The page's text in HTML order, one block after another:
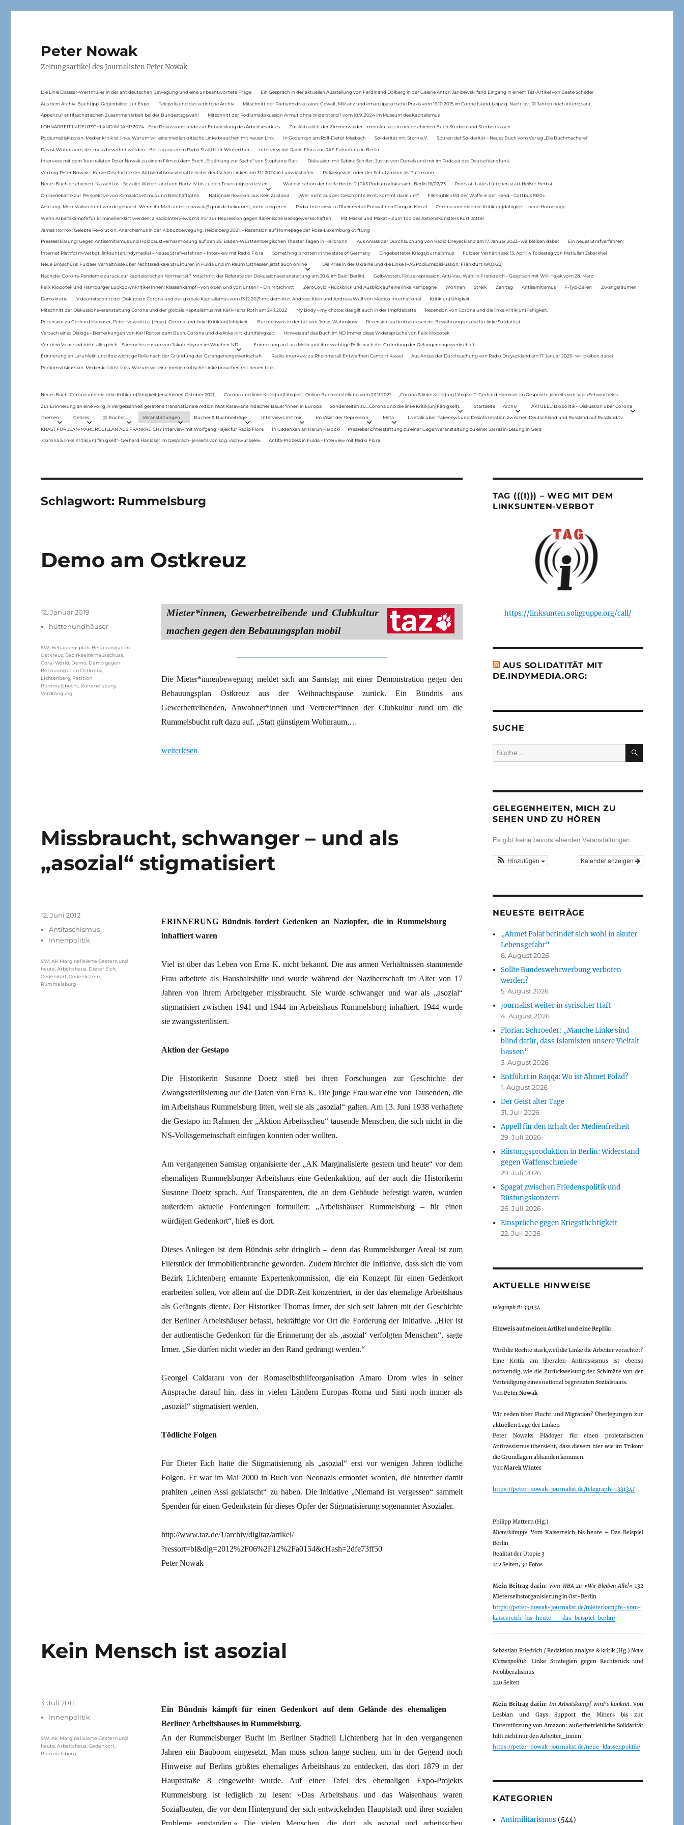
Peter Nowak
Zeitungsartikel des Journalisten Peter Nowak
Die Linie Elsässer-Wertmüller in der antideutschen Bewegung und eine unbeantwortete Frage Ein Gespräch in der aktuellen Ausstellung von Ferdinand Dölberg in der Galerie Anton Janizewski fand Eingang in einem Taz-Artikel von Beate Scheder
Aus dem Archiv: Buchtipp: Gegenbilder zur Expo Telepolis und das verlorene Archiv Mitschnitt der Podiumsdiskussion: Gewalt, Militanz und emanzipatorische Praxis vom 19.10.2015 im Conne Island-Leipzig: Nach fast 10 Jahren noch interessant.
Appell zur antifaschistischen Zusammenarbeit bei der Bundestagswahl Mitschnitt der Podiumsdiskussion Armut ohne Widerstand? vom 18.9..2024 im Museum des Kapitalismus
LOHNARBEIT IN DEUTSCHLAND IM JAHR 2024 – Eine Diskussionsrunde zur Entwicklung des Arbeitsmarktes Zur Aktualität der Zimmerwalder – mein Aufsatz in neuerschienen Buch Sterben und Sterben lassen
Podiumsdiskussion: Medienkritik ist links. Warum wir eine medienkritische Linke brauchen mit neuen Link In Gedenken am Rolf-Dieter Missbach Solidarität mit Stern e.V. Spuren der Solidarität – Neues Buch vom Verlag „Die Buchmacherei“
Das ist Wohnraum, der muss bewohnt werden – Beitrag aus dem Radio Stadtfilter Winterthur Interview mit Radio Flora zur RAF-Fahndung in Berlin
Interview mit dem Journalisten Peter Nowak zu einem Film zu dem Buch „Erzählung zur Sache“ von Stephanie Bart Diskussion mit Sabine Schiffer, Justus von Daniels und mir im Podcast des Deutschlandfunk:
Vortrag Peter Nowak – Kurze Geschichte der Antisemitismusdebatte in der deutschen Linken am 31.1.2024 in Ludwigshafen Polizeigewalt oder der Schutzmann als Putzmann
Neues Buch erschienen: KlassenLos – Sozialer Widerstand von Hartz IV bis zu den Teuerungsprotesten War das schon der heiße Herbst? (PAS Podiumsdiskussion, Berlin 16/02/23 Podcast: Laues Lüftchen statt Heißer Herbst
Onlinedebatte zur Perspektive von Klimaaktivistmus und Beschäftigten Nationale Revision: aus Kein Zustand „Wer nicht aus der Geschichte lernt, kommt darin um“ Filmkritik: »Mit der Waffe in der Hand – Cottbus 1920«.
Achtung: Mein Mailaccount wurde gehackt. Wenn ihr Mails unter p.nowak@gmx.de bekommt, nicht reagieren Radio-Interview zu Rheinmetall-Entwaffnen Camp in Kassel Corona und die linke Kritik(un)dähigkeit – neue Homepage
Wenn Arbeitskämpfe für kriminell erklärt werden: 2 Radiointerviews mit mir zur Repression gegen italienische Basisgewerkschaften Mit Maske und Plakat – Zum Tod des Aktionskünstlers Kurt Jotter
James Horrox: Gelebte Revolution. Anarchismus in der Kibbuzbewegung, Heidelberg 2021. – Rezension auf Homepage der Rosa-Luxemburg-Stiftung
Presseerklärung: Gegen Antisemitismus und Holocaustverharmlosung auf den 25. Baden-Württembergischen Theater Tagen in Heilbronn Aus Anlass der Durchsuchung von Radio Dreyeckland am 17.Januar 2023– wir bleiben dabei: Ein neues Strafverfahren:
Internet Plattform-Verbot, linksunten.indymedia1 – Neues Strafverfahren – Interview mit Radio Flora Something is rotten in the state of Germany Eingebetteter Kriegsjournalismus Fuldaer Verhältnisse: 13. April: 4 Todestag von Matiul­lah Jabarkhel
Neue Broschüre: Fuldaer Verhältnisse über rechtsradikale Strukturen in Fulda und im Raum Osthessen jetzt auch online Die Krise in der Ukraine und die Linke (PAS Podiumsdiskussion, Frankfurt 19/03/22)
Nach der Corona-Pandemie zurück zur kapitalistischen Normalität? Mitschnitt der Referate der Diskussionsveranstaltung am 30.6. im Baiz (Berlin) Gelbwesten, Polizeirepression, Anti-Vax, Wahl in Frankreich – Gespräch mit Willi Hajek vom 28. März
Felix Klopotek und Hamburger LockdownkritikerInnen: Klassenkampf – von oben und von unten? – Ein Mitschnitt ZeroCovid – Rückblick und Ausblick auf eine linke Kampagne Wohnen Streik Zahltag Antisemitismus F-Typ-Zellen Zwangsräumen
Demokratie Videomitschnitt der Diskussion Corona und der globale Kapitalismus vom 13.12.2021 mit dem Arzt Andreas Klein und Andreas Wulf von Medico International Kritik(un)fähigkeit
Mitschnitt der Diskussionsveranstaltung Corona und der globale Kapitalismus mit Karl-Heinz Roth am 24.1.2022 My Body – my choice: das gilt auch in der Impfdebatte Rezension von Corona und die linke Kritik(un)Fähigkeit,
Rezension zu Gerhard Hanloser, Peter Nowak u.a. (Hrsg.): Corona und linke Kritik(un)fähigkeit Buchhinweis in der taz von Jonas Wahmkow Rezension auf kritisch lesen.de: Bewährungsprobe für linke Solidarität
Versuch eines Dialogs – Bemerkungen von Karl Reitter zum Buch: Corona und die linke Kritik(un)fähigkeit Hinweis auf das Buch im ND Immer diese Widersprüche von Felix Klopotek
Vor dem Virus sind nicht alle gleich – Sammelrezension von Jakob Hayner im Wochen-ND Erinnerung an Lara Melin und ihre wichtige Rolle nach der Gründung der Gefangenengewerkschaft
Erinnerung an Lara Melin und ihre wichtige Rolle nach der Gründung der Gefangenengewerkschaft Radio-Interview zu Rheinmetall-Entwaffnen Camp in Kassel Aus Anlass der Durchsuchung von Radio Dreyeckland am 17.Januar 2023– wir bleiben dabei:
Podiumsdiskussion: Medienkritik ist links. Warum wir eine medienkritische Linke brauchen mit neuen Link
Neues Buch: Corona und die linke Kritik(un)fähigkeit (erschienen Oktober 2021) Corona und linke Kritik(un)fähigkeit. Online-Buchvorstellung vom 23.11.2021 „Corona & linke Kritik(un) fähigkeit“- Gerhard Hanloser im Gespräch- jenseits von sog. »Schwurbelei«
Zur Erinnerung an eine völlig in Vergessenheit geratene transnationale Aktion 1999: Karawane indischer Bauer*innen in Europa Sonderseiten zu…Corona und die linke Kritik(un)Fähigkeit). Startseite Archiv AKTUELL: Biopolitik – Diskussion über Corona
Themen Genres @ Bücher… Veranstaltungen Bücher & Buchbeiträge Interviews mit mir Im Visier der Repression Meta Livetalk über Fakenews und Desinformation zwischen Deutschland und Russland auf Russland.tv
KNAST FÜR JEAN-MARC ROUILLAN AUS FRANKREICH? Interview mit Wolfgang Hajek für Radio Flora In Gedenken an Harun Farocki Presseberichterstattung zu einer Gegenveranstaltung zu einer Sarrazin-Lesung in Gera
„Corona & linke Kritik(un) fähigkeit“- Gerhard Hanloser im Gespräch- jenseits von sog. »Schwurbelei« Antifa-Prozess in Fulda – Interview mit Radio Flora
Schlagwort: Rummelsburg
Demo am Ostkreuz
Mieter*innen, Gewerbetreibende und Clubkultur
machen gegen den Bebauungsplan mobil
Die Mieter*innenbewegung meldet sich am Samstag mit einer Demonstration gegen den
Bebauungsplan Ostkreuz aus der Weihnachtspause zurück. Ein Bündnis aus
Gewerbetreibenden, Anwohner*innen und Vertreter*innen der Clubkultur rund um die
Rummelsbucht ruft dazu auf. „Statt günstigem Wohnraum,…
„Demo am Ostkreuz“
weiterlesen
Veröffentlicht
am
12. Januar 2019
Kategorien
hüttenundhäuser
Schlagwörter
SW: Bebauungsplan Bebauungsplan
Ostkreuz Bezirkselternausschuss
Coral World Demo Demo gegen
Bebauungsplan Ostkreuz
Lichtenberg Petition
Rummelsbucht Rummelsburg
Verdrängung
Missbraucht, schwanger – und als
„asozial“ stigmatisiert
ERINNERUNG Bündnis fordert Gedenken an Naziopfer, die in Rummelsburg
inhaftiert waren
Viel ist über das Leben von Erna K. nicht bekannt. Die aus armen Verhältnissen stammende
Frau arbeitete als Haushaltshilfe und wurde während der Naziherrschaft im Alter von 17
Jahren von ihrem Arbeitgeber missbraucht. Sie wurde schwanger und war als „asozial“
stigmatisiert zwischen 1941 und 1944 im Arbeitshaus Rummelsburg inhaftiert. 1944 wurde
sie zwangssterilisiert.
Aktion der Gestapo
Die Historikerin Susanne Doetz stieß bei ihren Forschungen zur Geschichte der
Zwangssterilisierung auf die Daten von Erna K. Die junge Frau war eine von Tausenden, die
im Arbeitshaus Rummelsburg litten, weil sie als „asozial“ galten. Am 13. Juni 1938 verhaftete
die Gestapo im Rahmen der „Aktion Arbeitsscheu“ tausende Menschen, die sich nicht in die
NS-Volksgemeinschaft einfügen konnten oder wollten.
Am vergangenen Samstag organisierte der „AK Marginalisierte gestern und heute“ vor dem
ehemaligen Rummelsburger Arbeitshaus eine Gedenkaktion, auf der auch die Historikerin
Susanne Doetz sprach. Auf Transparenten, die an dem Gebäude befestigt waren, wurden
außerdem aktuelle Forderungen formuliert: „Arbeitshäuser Rummelsburg – für einen
würdigen Gedenkort“, hieß es dort.
Dieses Anliegen ist dem Bündnis sehr dringlich – denn das Rummelsburger Areal ist zum
Filetstück der Immobilienbranche geworden. Zudem fürchtet die Initiative, dass sich die vom
Bezirk Lichtenberg ernannte Expertenkommission, die ein Konzept für einen Gedenkort
erarbeiten sollen, vor allem auf die DDR-Zeit konzentriert, in der das ehemalige Arbeitshaus
als Gefängnis diente. Der Historiker Thomas Irmer, der sich seit Jahren mit der Geschichte
der Berliner Arbeitshäuser befasst, bekräftigte vor Ort die Forderung der Initiative. „Hier ist
der authentische Gedenkort für die Erinnerung der als ,asozial‘ verfolgten Menschen“, sagte
Irmer. „Sie dürfen nicht wieder an den Rand gedrängt werden.“
Georgel Caldararu von der Romaselbsthilfeorganisation Amaro Drom wies in seiner
Ansprache darauf hin, dass in vielen Ländern Europas Roma und Sinti noch immer als
„asozial“ stigmatisiert werden.
Tödliche Folgen
Für Dieter Eich hatte die Stigmatisierung als „asozial“ erst vor wenigen Jahren tödliche
Folgen. Er war im Mai 2000 in Buch von Neonazis ermordet worden, die hinterher damit
prahlten „einen Assi geklatscht“ zu haben. Die Initiative „Niemand ist vergessen“ sammelt
Spenden für einen Gedenkstein für dieses Opfer der Stigmatisierung sogenannter Asozialer.
http://www.taz.de/1/archiv/digitaz/artikel/
?ressort=bl&dig=2012%2F06%2F12%2Fa0154&cHash=2dfe73ff50
Peter Nowak
Veröffentlicht
12. Juni 2012
Kategorien
Antifaschismus
Innenpolitik
Schlagwörter
SW:AK Marginalisierte Gestern und
heute ,Arbeitshaus Dieter Eich
Gedenkort ,Gedenkstein
Rummelsburg
Kein Mensch ist asozial
Ein Bündnis kämpft für einen Gedenkort auf dem Gelände des ehemaligen
Berliner Arbeitshauses in Rummelsburg.
An der Rummelsburger Bucht im Berliner Stadtteil Lichtenberg hat in den vergangenen
Jahren ein Bauboom eingesetzt. Man muss schon lange suchen, um in der Gegend noch
Hinweise auf Berlins größtes ehemaliges Arbeitshaus zu entdecken, das dort 1879 in der
Hauptstraße 8 eingeweiht wurde. Auf einer Tafel des ehemaligen Expo-Projekts
Rummelsburg ist lediglich zu lesen: »Das Arbeitshaus und das Waisenhaus waren
Sozialbauten, die vor dem Hintergrund der sich entwickelnden Hauptstadt und ihrer sozialen
Probleme entstanden.« Die vielen Menschen, die dort, als asozial und arbeitsscheu
Veröffentlicht
3. Juli 2011
Kategorien
Innenpolitik
Schlagwörter
SW:AK Marginalisierte Gestern und
heute ,Arbeitshaus ,Gedenkort
Rummelsburg
TAG (((I))) – WEG MIT DEM
LINKSUNTEN-VERBOT
https://linksunten.soligruppe.org/call/
AUS SOLIDATITÄT MIT
DE.INDYMEDIA.ORG:
SUCHE
Suche
nach:
SUCHEN
GELEGENHEITEN, MICH ZU
SEHEN UND ZU HÖREN
Es gibt keine bevorstehenden Veranstaltungen.
Kalender anzeigen
Hinzufügen
NEUESTE BEITRÄGE
„Ahmet Polat befindet sich wohl in akuter
Lebensgefahr“
6. August 2026
Sollte Bundeswehrwerbung verboten
werden?
5. August 2026
Journalist weiter in syrischer Haft
4. August 2026
Florian Schroeder: „Manche Linke sind
blind dafür, dass Islamisten unsere Vielfalt
hassen“
3. August 2026
Entführt in Raqqa: Wo ist Ahmet Polad?
1. August 2026
Der Geist alter Tage
31. Juli 2026
Appell für den Erhalt der Medienfreiheit
29. Juli 2026
Rüstungsproduktion in Berlin: Widerstand
gegen Waffenschmiede
29. Juli 2026
Spagat zwischen Friedenspolitik und
Rüstungskonzern
26. Juli 2026
Einsprüche gegen Kriegstüchtigkeit
22. Juli 2026
AKTUELLE HINWEISE
telegraph#133/134
Hinweis auf meinen Artikel und eine Replik:
Wird die Rechte stark,weil die Linke die Arbeiter verachtet?
Eine Kritik am liberalen Antirassismus ist ebenso
notwendig, wie die Zurückweisung der Schimäre von der
Verteidigung eines national begrenzten Sozialstaats.
VonPeter Nowak
Wir reden über Flucht und Migration? Überlegungen zur
aktuellen Lage der Linken
Peter Nowaks Plädoyer für einen proletarischen
Antirassismus übersieht, dass diesem hier wie im Trikont
die Grundlagen abhanden kommen.
VonMarek Winter
https://peter-nowak-journalist.de/telegraph-133134/
Philipp Mattern (Hg.)
Mieterkämpfe. Vom Kaiserreich bis heute – Das Beispiel
Berlin
Realität der Utopie 3
212 Seiten, 30 Fotos
Mein Beitrag darin: Vom WBA zu »Wir Bleiben Alle!«132
Mieterselbstorganisierung in Ost-Berlin
https://peter-nowak-journalist.de/mieterkampfe-vom-
kaiserreich-bis-heute-–-das-beispiel-berlin/
Sebastian Friedrich / Redaktion analyse & kritik (Hg.) Neue
Klassenpolitik. Linke Strategien gegen Rechtsruck und
Neoliberalismus
220 Seiten
Mein Beitrag darin: Im Arbeitskampf wird’s konkret. Von
Lesbian und Gays Support the Miners bis zur
Unterstützung von Amazon: außerbetriebliche Solidarität
hilft nicht nur den Arbeiter_innen
https://peter-nowak-journalist.de/neue-klassenpolitik/
KATEGORIEN
Antimilitarismus (544)